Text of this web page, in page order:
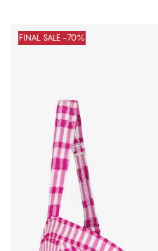
FINAL SALE -70%